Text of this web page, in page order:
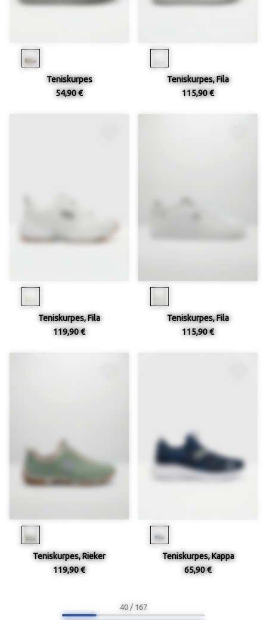
Teniskurpes
54,90 €
Teniskurpes, Fila
115,90 €
Teniskurpes, Fila
119,90 €
Teniskurpes, Fila
115,90 €
Teniskurpes, Rieker
119,90 €
Teniskurpes, Kappa
65,90 €
40 / 167